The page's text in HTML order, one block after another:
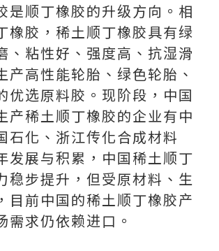
是顺丁橡胶的升级方向。相
橡胶，稀土顺丁橡胶具有绿
、粘性好、强度高、抗湿滑
产高性能轮胎、绿色轮胎、
优选原料胶。现阶段，中国
产稀土顺丁橡胶的企业有中
石化、浙江传化合成材料
发展与积累，中国稀土顺丁
稳步提升，但受原材料、生
目前中国的稀土顺丁橡胶产
需求仍依赖进口。